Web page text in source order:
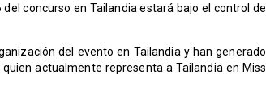
concurso en Tailandia estará bajo el control de
del evento en Tailandia y han generado
actualmente representa a Tailandia en Miss